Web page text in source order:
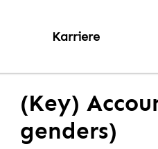
Karriere
(Key)
genders)